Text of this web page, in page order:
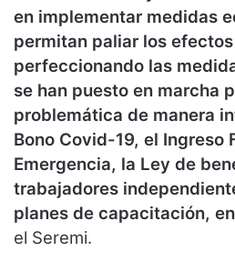
en implementar medidas
permitan paliar los
perfeccionando las
se han puesto en marcha
problemática de manera
Bono Covid-19, el Ingreso
Emergencia, la Ley de
trabajadores
planes de capacitación,
el Seremi.